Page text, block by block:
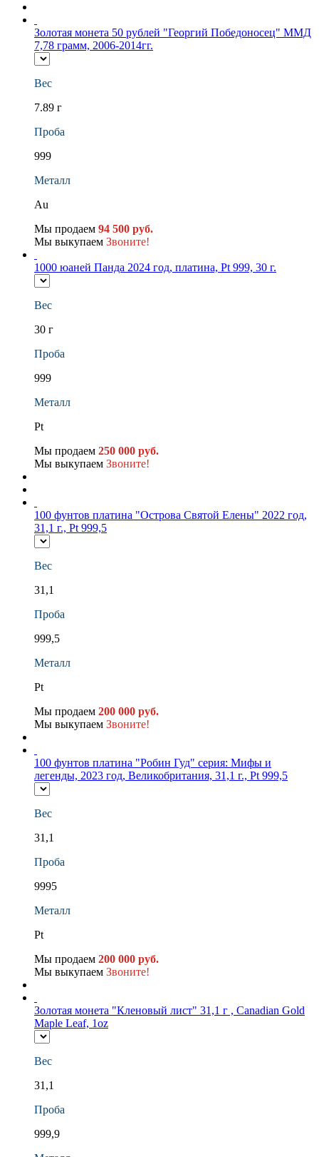
Золотая монета 50 рублей "Георгий Победоносец" ММД
7,78 грамм, 2006-2014гг.
Вес
7.89 г
Проба
999
Металл
Au
Мы продаем 94 500 руб.
Мы выкупаем Звоните!
1000 юаней Панда 2024 год, платина, Pt 999, 30 г.
Вес
30 г
Проба
999
Металл
Pt
Мы продаем 250 000 руб.
Мы выкупаем Звоните!
100 фунтов платина "Острова Святой Елены" 2022 год,
31,1 г., Pt 999,5
Вес
31,1
Проба
999,5
Металл
Pt
Мы продаем 200 000 руб.
Мы выкупаем Звоните!
100 фунтов платина "Робин Гуд" серия: Мифы и
легенды, 2023 год, Великобритания, 31,1 г., Pt 999,5
Вес
31,1
Проба
9995
Металл
Pt
Мы продаем 200 000 руб.
Мы выкупаем Звоните!
Золотая монета "Кленовый лист" 31,1 г , Canadian Gold
Maple Leaf, 1oz
Вес
31,1
Проба
999,9